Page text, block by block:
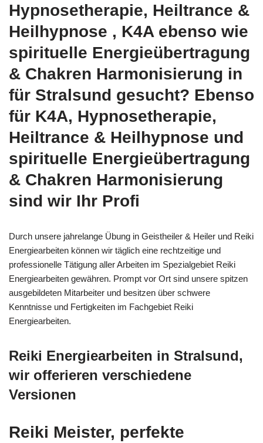
Hypnosetherapie, Heiltrance &
Heilhypnose , K4A ebenso wie
spirituelle Energieübertragung
& Chakren Harmonisierung in
für Stralsund gesucht? Ebenso
für K4A, Hypnosetherapie,
Heiltrance & Heilhypnose und
spirituelle Energieübertragung
& Chakren Harmonisierung
sind wir Ihr Profi
Durch unsere jahrelange Übung in Geistheiler & Heiler und Reiki
Energiearbeiten können wir täglich eine rechtzeitige und
professionelle Tätigung aller Arbeiten im Spezialgebiet Reiki
Energiearbeiten gewähren. Prompt vor Ort sind unsere spitzen
ausgebildeten Mitarbeiter und besitzen über schwere
Kenntnisse und Fertigkeiten im Fachgebiet Reiki
Energiearbeiten.
Reiki Energiearbeiten in Stralsund,
wir offerieren verschiedene
Versionen
Reiki Meister, perfekte